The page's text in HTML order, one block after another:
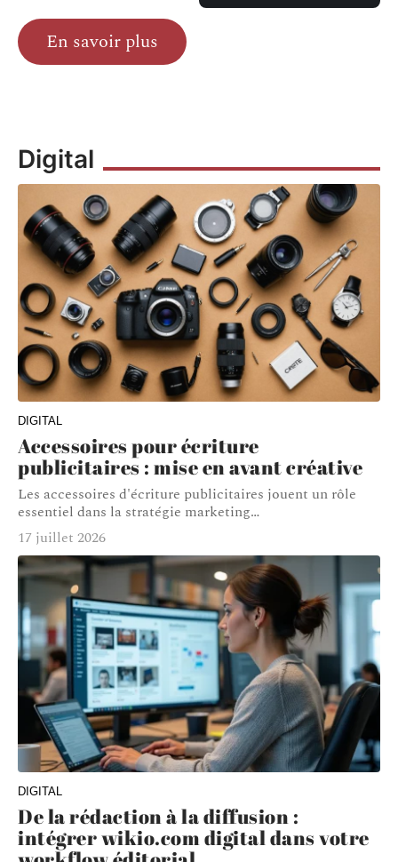
En savoir plus
Digital
DIGITAL
Accessoires pour écriture
publicitaires : mise en avant créative
Les accessoires d'écriture publicitaires jouent un rôle
essentiel dans la stratégie marketing…
17 juillet 2026
DIGITAL
De la rédaction à la diffusion :
intégrer wikio.com digital dans votre